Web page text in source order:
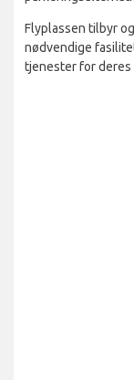
Flyplassen tilbyr
nødvendige
tjenester for deres